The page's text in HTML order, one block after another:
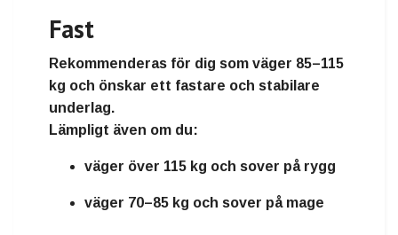
Fast
Rekommenderas för dig som väger 85–115
kg och önskar ett fastare och stabilare
underlag.
Lämpligt även om du:
väger över 115 kg och sover på rygg
väger 70–85 kg och sover på mage